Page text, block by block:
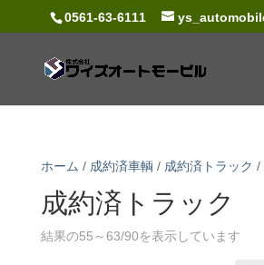
0561-63-6111
ホーム / 成約済車輌 / 成約済トラック /
成約済トラック
結果の55～63/90を表示しています